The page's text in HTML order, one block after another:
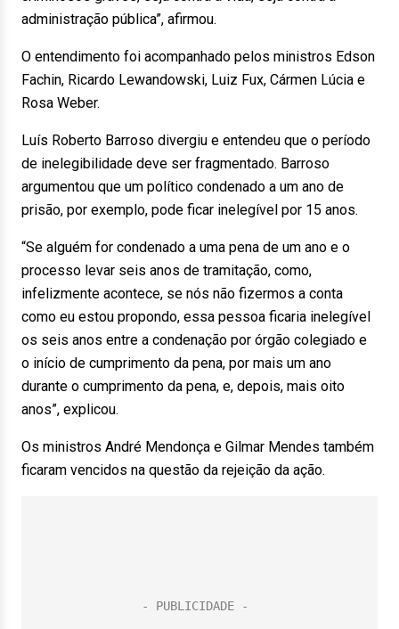
administração pública”, afirmou.
O entendimento foi acompanhado pelos ministros Edson
Fachin, Ricardo Lewandowski, Luiz Fux, Cármen Lúcia e
Rosa Weber.
Luís Roberto Barroso divergiu e entendeu que o período
de inelegibilidade deve ser fragmentado. Barroso
argumentou que um político condenado a um ano de
prisão, por exemplo, pode ficar inelegível por 15 anos.
“Se alguém for condenado a uma pena de um ano e o
processo levar seis anos de tramitação, como,
infelizmente acontece, se nós não fizermos a conta
como eu estou propondo, essa pessoa ficaria inelegível
os seis anos entre a condenação por órgão colegiado e
o início de cumprimento da pena, por mais um ano
durante o cumprimento da pena, e, depois, mais oito
anos”, explicou.
Os ministros André Mendonça e Gilmar Mendes também
ficaram vencidos na questão da rejeição da ação.